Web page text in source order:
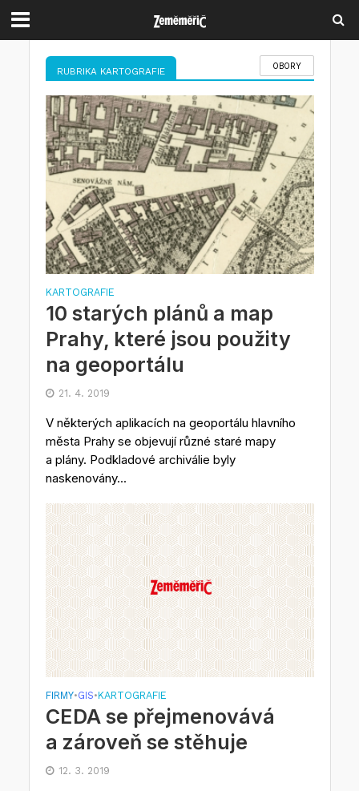
RUBRIKA KARTOGRAFIE
OBORY
KARTOGRAFIE
10 starých plánů a map
Prahy, které jsou použity
na geoportálu
21. 4. 2019
V některých aplikacích na geoportálu hlavního
města Prahy se objevují různé staré mapy
a plány. Podkladové archiválie byly
naskenovány...
FIRMY•GIS•KARTOGRAFIE
CEDA se přejmenovává
a zároveň se stěhuje
12. 3. 2019